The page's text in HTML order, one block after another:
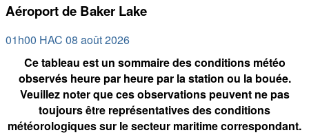
Aéroport de Baker Lake
01h00 HAC 08 août 2026
Ce tableau est un sommaire des conditions météo
observés heure par heure par la station ou la bouée.
Veuillez noter que ces observations peuvent ne pas
toujours être représentatives des conditions
météorologiques sur le secteur maritime correspondant.